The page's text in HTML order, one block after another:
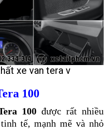
xe van tera v
100
100được rất nhiều
tế, mạnh mẽ và nhỏ